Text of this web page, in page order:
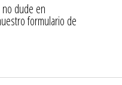
no dude en
formulario de